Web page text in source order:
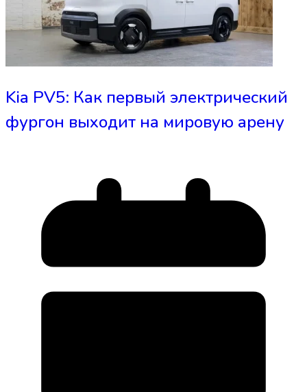
Kia PV5: Как первый электрический
фургон выходит на мировую арену